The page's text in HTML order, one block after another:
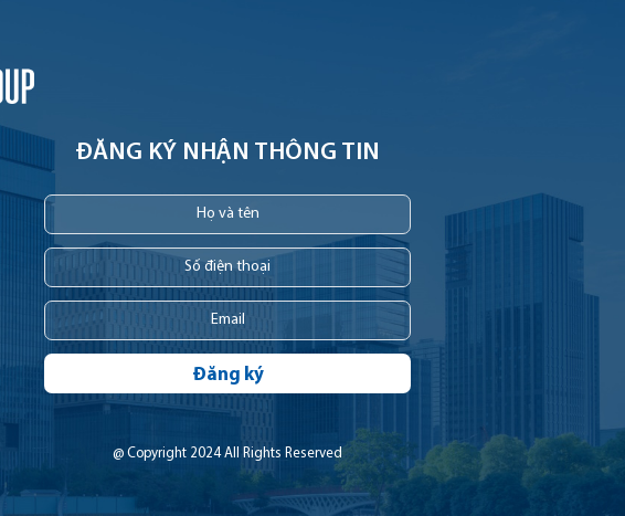
ĐĂNG KÝ NHẬN THÔNG TIN
Đăng ký
@ Copyright 2024 All Rights Reserved